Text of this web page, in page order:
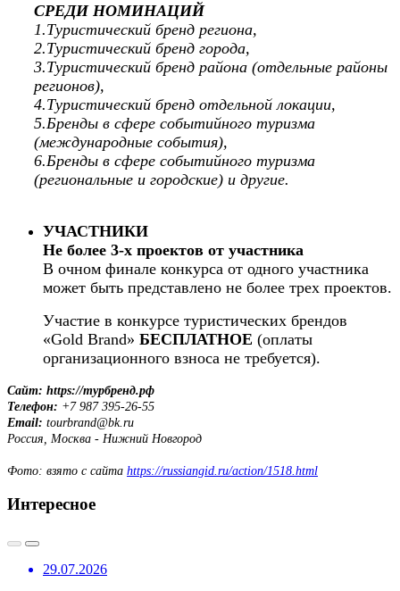
СРЕДИ НОМИНАЦИЙ
1.Туристический бренд региона,
2.Туристический бренд города,
3.Туристический бренд района (отдельные районы
регионов),
4.Туристический бренд отдельной локации,
5.Бренды в сфере событийного туризма
(международные события),
6.Бренды в сфере событийного туризма
(региональные и городские) и другие.
УЧАСТНИКИ
Не более 3-х проектов от участника
В очном финале конкурса от одного участника
может быть представлено не более трех проектов.
Участие в конкурсе туристических брендов
«Gold Brand» БЕСПЛАТНОЕ (оплаты
организационного взноса не требуется).
Сайт: https://турбренд.рф
Телефон: +7 987 395-26-55
Email: tourbrand@bk.ru
Россия, Москва - Нижний Новгород
Фото: взято с сайта https://russiangid.ru/action/1518.html
Интересное
29.07.2026